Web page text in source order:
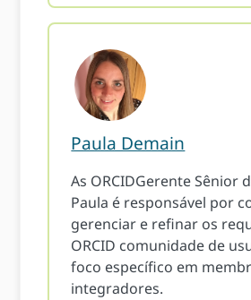
Paula Demain
As ORCIDGerente Sênior
Paula é responsável por
gerenciar e refinar os
ORCID comunidade de
foco específico em
integradores.